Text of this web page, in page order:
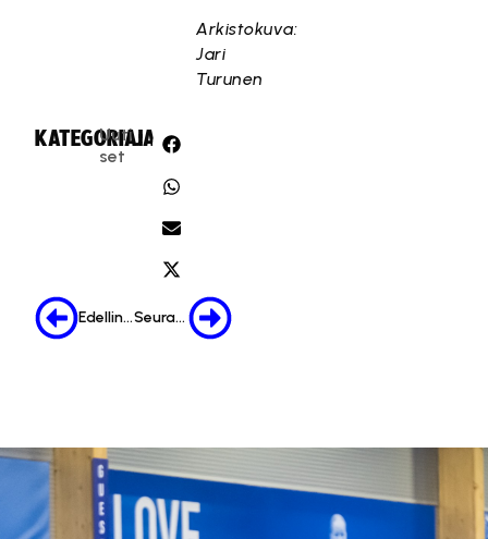
Arkistokuva:
Jari
Turunen
KATEGORIA:
Uuti
set
JAA:
Edellinen Seuraava